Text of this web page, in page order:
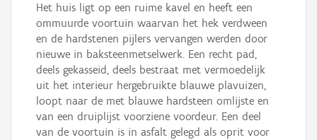
Het huis ligt op een ruime kavel en heeft een
ommuurde voortuin waarvan het hek verdween
en de hardstenen pijlers vervangen werden door
nieuwe in baksteenmetselwerk. Een recht pad,
deels gekasseid, deels bestraat met vermoedelijk
uit het interieur hergebruikte blauwe plavuizen,
loopt naar de met blauwe hardsteen omlijste en
van een druiplijst voorziene voordeur. Een deel
van de voortuin is in asfalt gelegd als oprit voor